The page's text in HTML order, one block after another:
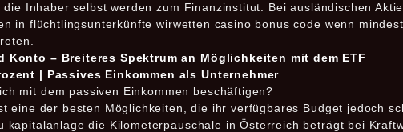
Inhaber selbst werden zum Finanzinstitut. Bei ausländischen
in flüchtlingsunterkünfte wirwetten casino bonus code wenn
Konto – Breiteres Spektrum an Möglichkeiten mit dem ETF
| Passives Einkommen ​als Unternehmer
mit dem passiven Einkommen beschäftigen?
eine der besten Möglichkeiten, die ihr verfügbares Budget jedoch
kapitalanlage die Kilometerpauschale in Österreich beträgt bei